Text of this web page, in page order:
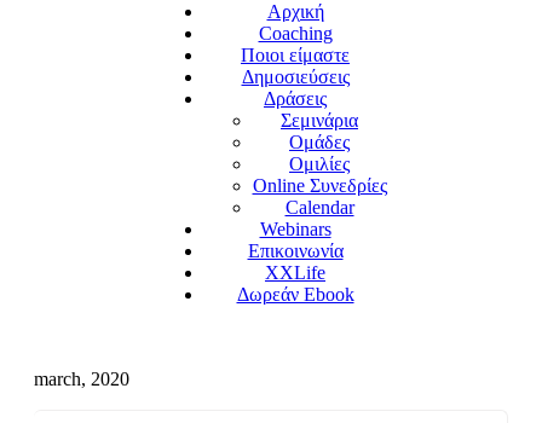
Αρχική
Coaching
Ποιοι είμαστε
Δημοσιεύσεις
Δράσεις
Σεμινάρια
Ομάδες
Ομιλίες
Online Συνεδρίες
Calendar
Webinars
Επικοινωνία
XXLife
Δωρεάν Ebook
march, 2020